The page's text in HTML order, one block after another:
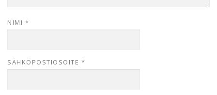
NIMI *
SÄHKÖPOSTIOSOITE *